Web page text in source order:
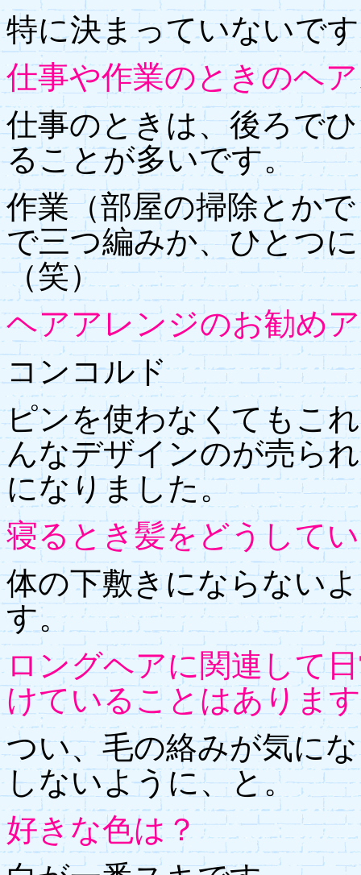
特に決まっていないで
仕事や作業のときのヘ
仕事のときは、後ろで
ることが多いです。
作業（部屋の掃除とか
で三つ編みか、ひとつ
（笑）
ヘアアレンジのお勧め
コンコルド
ピンを使わなくてもこ
んなデザインのが売ら
になりました。
寝るとき髪をどうして
体の下敷きにならない
す。
ロングヘアに関連して
けていることはありま
つい、毛の絡みが気に
しないように、と。
好きな色は？